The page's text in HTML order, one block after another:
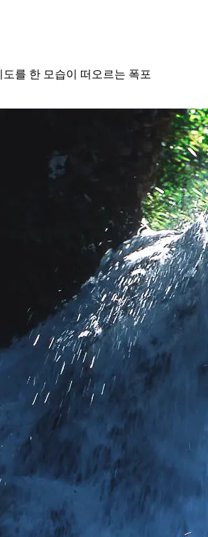
를 한 모습이 떠오르는 폭포